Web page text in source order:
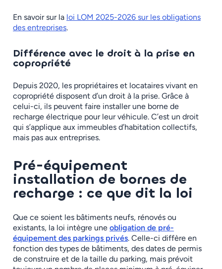
En savoir sur la loi LOM 2025-2026 sur les obligations
des entreprises.
Différence avec le droit à la prise en
copropriété
Depuis 2020, les propriétaires et locataires vivant en
copropriété disposent d’un droit à la prise. Grâce à
celui-ci, ils peuvent faire installer une borne de
recharge électrique pour leur véhicule. C’est un droit
qui s’applique aux immeubles d’habitation collectifs,
mais pas aux entreprises.
Pré-équipement
installation de bornes de
recharge : ce que dit la loi
Que ce soient les bâtiments neufs, rénovés ou
existants, la loi intègre une obligation de pré-
équipement des parkings privés. Celle-ci diffère en
fonction des types de bâtiments, des dates de permis
de construire et de la taille du parking, mais prévoit